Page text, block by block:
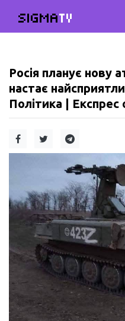
SIGMATV
Росія планує нову
настає
Політика | Експрес